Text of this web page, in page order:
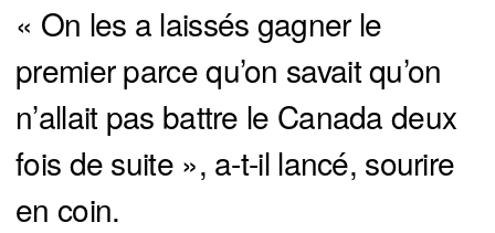
« On les a laissés gagner le
premier parce qu’on savait qu’on
n’allait pas battre le Canada deux
fois de suite », a-t-il lancé, sourire
en coin.